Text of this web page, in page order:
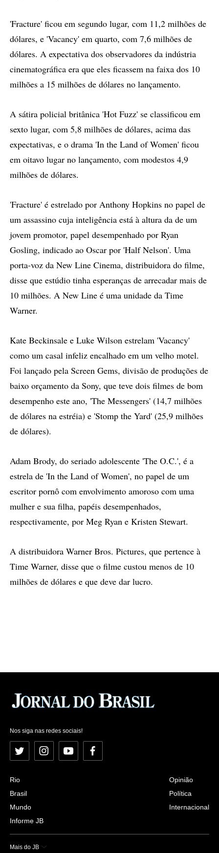
'Fracture' ficou em segundo lugar, com 11,2 milhões de
dólares, e 'Vacancy' em quarto, com 7,6 milhões de
dólares. A expectativa dos observadores da indústria
cinematográfica era que eles ficassem na faixa dos 10
milhões a 15 milhões de dólares no lançamento.
A sátira policial britânica 'Hot Fuzz' se classificou em
sexto lugar, com 5,8 milhões de dólares, acima das
expectativas, e o drama 'In the Land of Women' ficou
em oitavo lugar no lançamento, com modestos 4,9
milhões de dólares.
'Fracture' é estrelado por Anthony Hopkins no papel de
um assassino cuja inteligência está à altura da de um
jovem promotor, papel desempenhado por Ryan
Gosling, indicado ao Oscar por 'Half Nelson'. Uma
porta-voz da New Line Cinema, distribuidora do filme,
disse que estúdio tinha esperanças de arrecadar mais de
10 milhões. A New Line é uma unidade da Time
Warner.
Kate Beckinsale e Luke Wilson estrelam 'Vacancy'
como um casal infeliz encalhado em um velho motel.
Foi lançado pela Screen Gems, divisão de produções de
baixo orçamento da Sony, que teve dois filmes de bom
desempenho este ano, 'The Messengers' (14,7 milhões
de dólares na estréia) e 'Stomp the Yard' (25,9 milhões
de dólares).
Adam Brody, do seriado adolescente 'The O.C.', é a
estrela de 'In the Land of Women', no papel de um
escritor pornô com envolvimento amoroso com uma
mulher e sua filha, papéis desempenhados,
respectivamente, por Meg Ryan e Kristen Stewart.
A distribuidora Warner Bros. Pictures, que pertence à
Time Warner, disse que o filme custou menos de 10
milhões de dólares e que deve dar lucro.
Nos siga nas redes sociais!
Twitter InstagramYouTubeFacebook
Rio
Brasil
Mundo
Informe JB
Opinião
Política
Internacional
Mais do JB